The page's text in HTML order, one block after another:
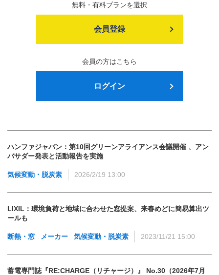
無料・有料プランを選択
会員登録
会員の方はこちら
ログイン
ハンファジャパン：第10回グリーンアライアンス会議開催 、アン
バサダー発表と活動報告を実施
気候変動・脱炭素 2026/2/19 13:00
LIXIL：環境負荷と地域に合わせた窓提案、来春めどに簡易算出ツ
ールも
断熱・窓 メーカー 気候変動・脱炭素 2023/11/21 15:00
蓄電専門誌『RE:CHARGE（リチャージ）』 No.30（2026年7月